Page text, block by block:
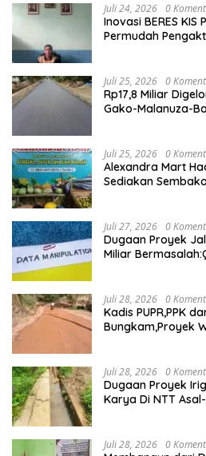
Juli 24, 2026 0
Inovasi BERES KIS
Permudah
Juli 25, 2026 0
Rp17,8 Miliar
Gako-Malanuza-
Juli 25, 2026 0
Alexandra Mart
Sediakan
Juli 27, 2026 0
Dugaan Proyek
Miliar
Juli 28, 2026 0
Kadis PUPR,PPK
Bungkam,Proyek
Juli 28, 2026 0
Dugaan Proyek
Karya Di NTT
Juli 28, 2026 0